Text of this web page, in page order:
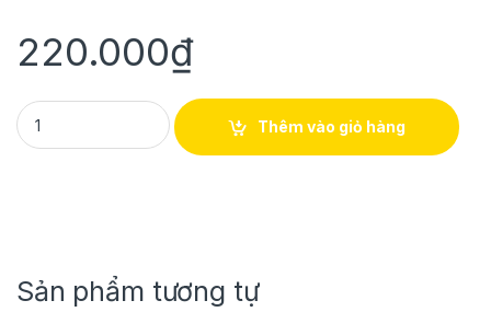
220.000₫
NƯỚC MẮM NHĨ TRUYỀN THỐNG PHÚ YÊN (Lít) quantity
Thêm vào giỏ hàng
Sản phẩm tương tự